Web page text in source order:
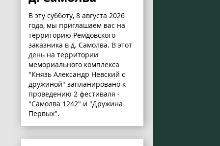
В эту субботу, 8 августа 2026
года, мы приглашаем вас на
территорию Ремдовского
заказника в д. Самолва. В этот
день на территории
мемориального комплекса
"Князь Александр Невский с
дружиной" запланировано к
проведению 2 фестиваля -
"Самолва 1242" и "Дружина
Первых".